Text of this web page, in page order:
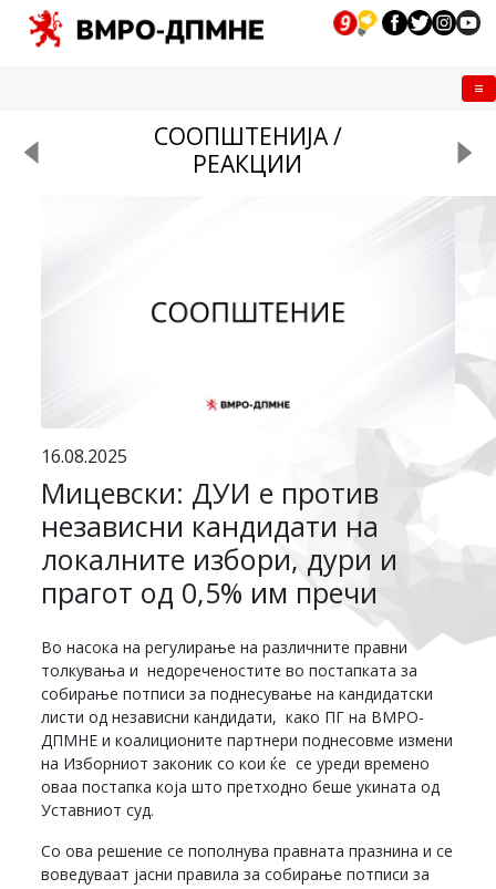
СООПШТЕНИЈА /
РЕАКЦИИ
16.08.2025
Мицевски: ДУИ е против
независни кандидати на
локалните избори, дури и
прагот од 0,5% им пречи
Во насока на регулирање на различните правни
толкувања и недореченостите во постапката за
собирање потписи за поднесување на кандидатски
листи од независни кандидати, како ПГ на ВМРО-
ДПМНЕ и коалиционите партнери поднесовме измени
на Изборниот законик со кои ќе се уреди врeмено
оваа постапка која што претходно беше укината од
Уставниот суд.
Со ова решение се пополнува правната празнина и се
воведуваат јасни правила за собирање потписи за